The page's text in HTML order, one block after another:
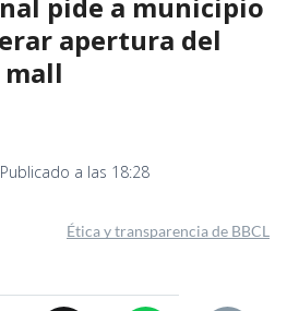
apertura del
a las 18:28
Ética y transparencia de BBCL